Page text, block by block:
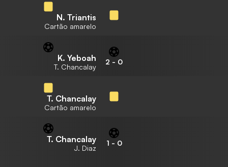
N. Triantis
Cartão amarelo
K. Yeboah
T. Chancalay
2 - 0
T. Chancalay
Cartão amarelo
T. Chancalay
J. Diaz
1 - 0